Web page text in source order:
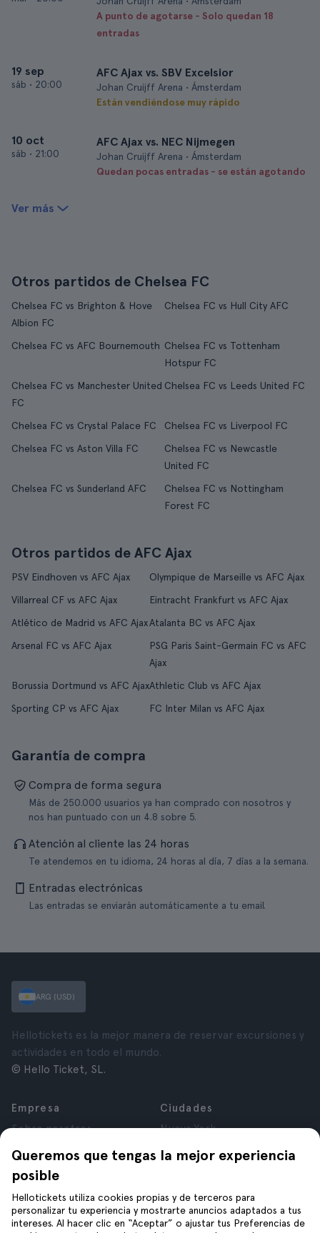
A punto de agotarse - Solo quedan 18
entradas
19 sep
sáb • 20:00
AFC Ajax vs. SBV Excelsior
Johan Cruijff Arena • Ámsterdam
Están vendiéndose muy rápido
10 oct
sáb • 21:00
AFC Ajax vs. NEC Nijmegen
Johan Cruijff Arena • Ámsterdam
Quedan pocas entradas - se están agotando
Ver más
Otros partidos de Chelsea FC
Chelsea FC vs Brighton & Hove
Albion FC
Chelsea FC vs Hull City AFC
Chelsea FC vs AFC Bournemouth Chelsea FC vs Tottenham
Hotspur FC
Chelsea FC vs Manchester United
FC
Chelsea FC vs Leeds United FC
Chelsea FC vs Crystal Palace FC
Chelsea FC vs Liverpool FC
Chelsea FC vs Aston Villa FC
Chelsea FC vs Newcastle
United FC
Chelsea FC vs Sunderland AFC
Chelsea FC vs Nottingham
Forest FC
Otros partidos de AFC Ajax
PSV Eindhoven vs AFC Ajax
Olympique de Marseille vs AFC Ajax
Villarreal CF vs AFC Ajax
Eintracht Frankfurt vs AFC Ajax
Atlético de Madrid vs AFC AjaxAtalanta BC vs AFC Ajax
Arsenal FC vs AFC Ajax
PSG Paris Saint-Germain FC vs AFC
Ajax
Borussia Dortmund vs AFC AjaxAthletic Club vs AFC Ajax
Sporting CP vs AFC Ajax
FC Inter Milan vs AFC Ajax
Garantía de compra
Compra de forma segura
Más de 250.000 usuarios ya han comprado con nosotros y
nos han puntuado con un 4.8 sobre 5.
Atención al cliente las 24 horas
Te atendemos en tu idioma, 24 horas al día, 7 días a la semana.
Entradas electrónicas
Las entradas se enviarán automáticamente a tu email.
Queremos que tengas la mejor experiencia
posible
Hellotickets utiliza cookies propias y de terceros para
personalizar tu experiencia y mostrarte anuncios adaptados a tus
intereses. Al hacer clic en “Aceptar” o ajustar tus Preferencias de
ARG (USD)
Hellotickets es la mejor manera de reservar excursiones y
actividades en todo el mundo.
© Hello Ticket, SL.
Empresa
Sobre nosotros
Afiliados
Opiniones
Privacidad
Términos y Condiciones
Ciudades
Nueva York
París
Granada
Cracovia